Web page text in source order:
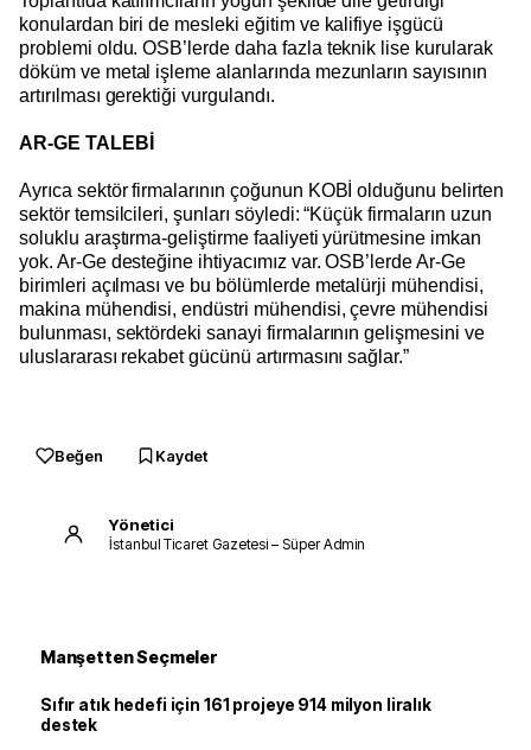
konulardan biri de mesleki eğitim ve kalifiye işgücü
problemi oldu. OSB’lerde daha fazla teknik lise kurularak
döküm ve metal işleme alanlarında mezunların sayısının
artırılması gerektiği vurgulandı.
AR-GE TALEBİ
Ayrıca sektör firmalarının çoğunun KOBİ olduğunu belirten
sektör temsilcileri, şunları söyledi: “Küçük firmaların uzun
soluklu araştırma-geliştirme faaliyeti yürütmesine imkan
yok. Ar-Ge desteğine ihtiyacımız var. OSB’lerde Ar-Ge
birimleri açılması ve bu bölümlerde metalürji mühendisi,
makina mühendisi, endüstri mühendisi, çevre mühendisi
bulunması, sektördeki sanayi firmalarının gelişmesini ve
uluslararası rekabet gücünü artırmasını sağlar.”
Beğen Kaydet
Yönetici
İstanbul Ticaret Gazetesi – Süper Admin
Manşetten Seçmeler
Sıfır atık hedefi için 161 projeye 914 milyon liralık
destek